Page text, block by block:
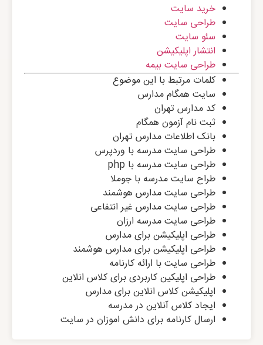
خرید سایت
طراحی سایت
سئو سایت
انتشار اپلیکیشن
طراحی سایت بیمه
کلمات مرتبط با این موضوع
سایت همگام مدارس
کد مدارس تهران
ثبت نام آزمون همگام
بانک اطلاعات مدارس تهران
طراحی سایت مدرسه با وردپرس
طراحی سایت مدرسه با php
طراح سایت مدرسه با جوملا
طراحی سایت مدارس هوشمند
طراحی سایت مدارس غیر انتفاعی
طراحی سایت مدرسه ارزان
طراحی اپلیکیشن برای مدارس
طراحی اپلیکیشن برای مدارس هوشمند
طراحی سایت با ارائه کارنامه
طراحی اپلیکین کاربردی برای کلاس انلاین
اپلیکیشن کلاس انلاین برای مدارس
ایجاد کلاس آنلاین در مدرسه
ارسال کارنامه برای دانش اموزان در سایت